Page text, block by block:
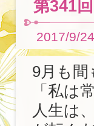
第341回
2017/9/24
9月も間
「私は
人生は